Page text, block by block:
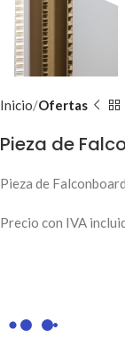
Inicio Ofertas
Pieza de
Pieza de
Precio con IVA